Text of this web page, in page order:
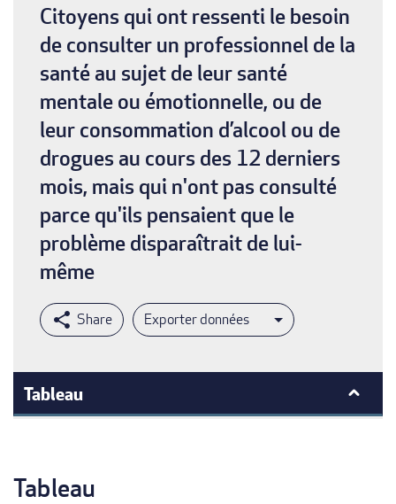
d'Ariane
Citoyens qui ont ressenti le besoin
de consulter un professionnel de la
santé au sujet de leur santé
mentale ou émotionnelle, ou de
leur consommation d’alcool ou de
drogues au cours des 12 derniers
mois, mais qui n'ont pas consulté
parce qu'ils pensaient que le
problème disparaîtrait de lui-
même
Exporter données
Tableau
Tableau